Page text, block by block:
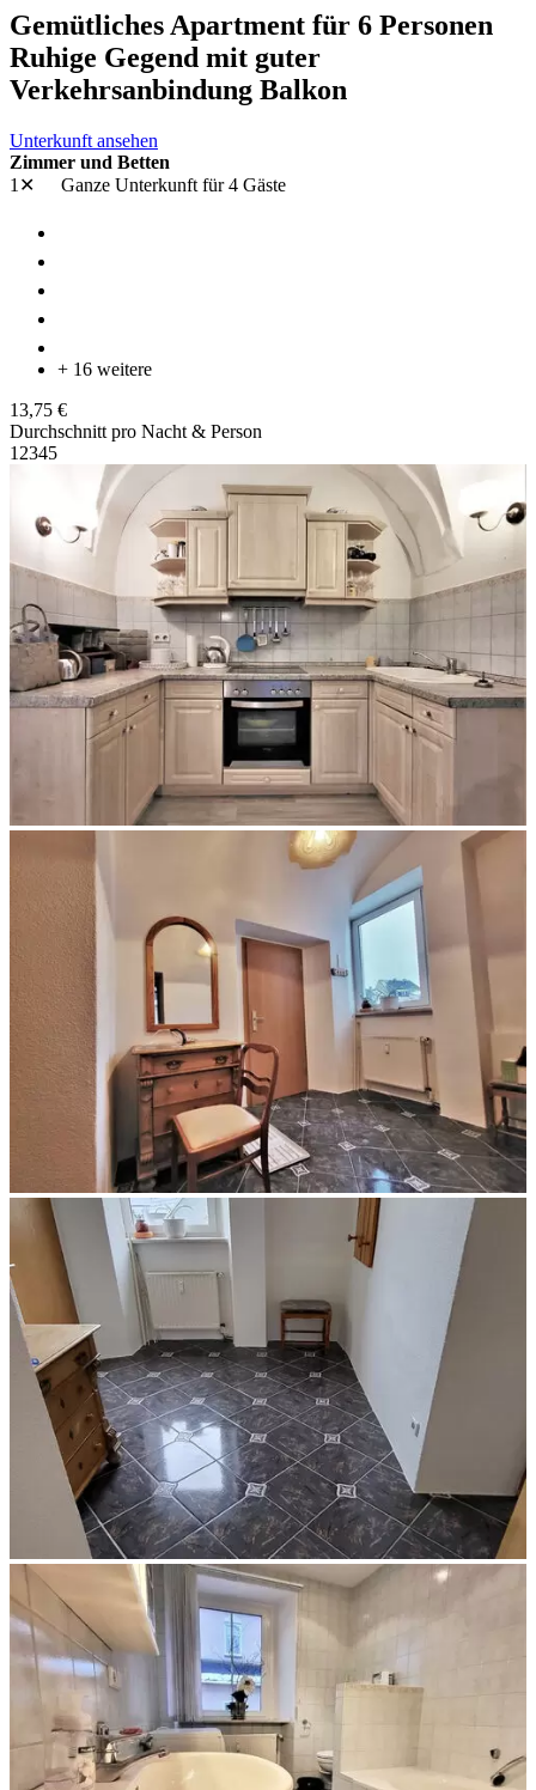
Gemütliches Apartment für 6 Personen
Ruhige Gegend mit guter
Verkehrsanbindung Balkon
Unterkunft ansehen
Zimmer und Betten
1✕
Ganze Unterkunft für 4 Gäste
+ 16 weitere
13,75 €
Durchschnitt pro Nacht & Person
1 2345